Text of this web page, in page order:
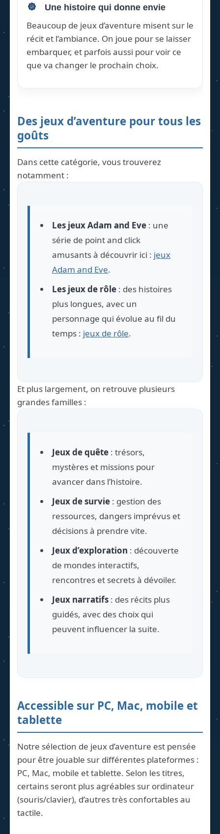
Une histoire qui donne envie
Beaucoup de jeux d’aventure misent sur le
récit et l’ambiance. On joue pour se laisser
embarquer, et parfois aussi pour voir ce
que va changer le prochain choix.
Des jeux d’aventure pour tous les
goûts
Dans cette catégorie, vous trouverez
notamment :
Les jeux Adam and Eve : une
série de point and click
amusants à découvrir ici : jeux
Adam and Eve.
Les jeux de rôle : des histoires
plus longues, avec un
personnage qui évolue au fil du
temps : jeux de rôle.
Et plus largement, on retrouve plusieurs
grandes familles :
Jeux de quête : trésors,
mystères et missions pour
avancer dans l’histoire.
Jeux de survie : gestion des
ressources, dangers imprévus et
décisions à prendre vite.
Jeux d’exploration : découverte
de mondes interactifs,
rencontres et secrets à dévoiler.
Jeux narratifs : des récits plus
guidés, avec des choix qui
peuvent influencer la suite.
Accessible sur PC, Mac, mobile et
tablette
Notre sélection de jeux d’aventure est pensée
pour être jouable sur différentes plateformes :
PC, Mac, mobile et tablette. Selon les titres,
certains seront plus agréables sur ordinateur
(souris/clavier), d’autres très confortables au
tactile.